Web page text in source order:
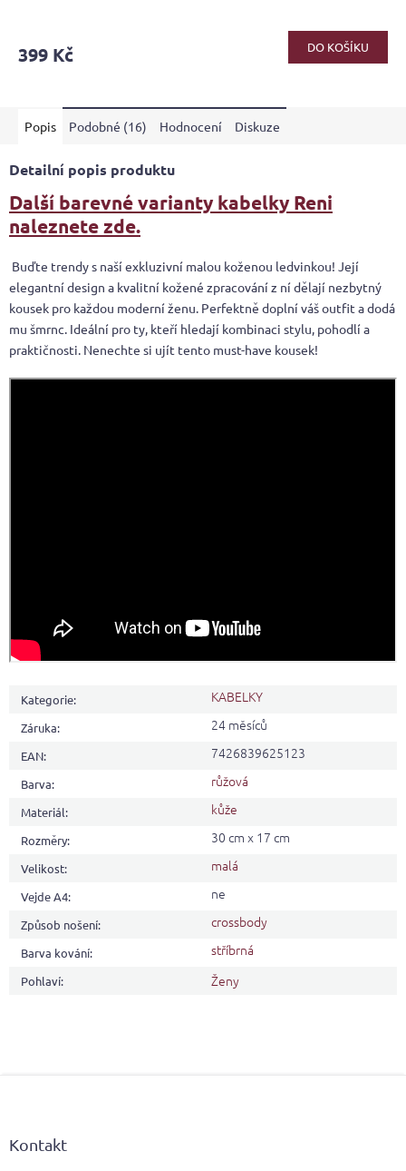
399 Kč DO KOŠÍKU
Popis Podobné (16) Hodnocení Diskuze
Detailní popis produktu
Další barevné varianty kabelky Reni
naleznete zde.
Buďte trendy s naší exkluzivní malou koženou ledvinkou! Její
elegantní design a kvalitní kožené zpracování z ní dělají nezbytný
kousek pro každou moderní ženu. Perfektně doplní váš outfit a dodá
mu šmrnc. Ideální pro ty, kteří hledají kombinaci stylu, pohodlí a
praktičnosti. Nenechte si ujít tento must-have kousek!
Kategorie: KABELKY
Záruka: 24 měsíců
EAN: 7426839625123
Barva: růžová
Materiál: kůže
Rozměry: 30 cm x 17 cm
Velikost: malá
Vejde A4: ne
Způsob nošení: crossbody
Barva kování: stříbrná
Pohlaví: Ženy
Kontakt